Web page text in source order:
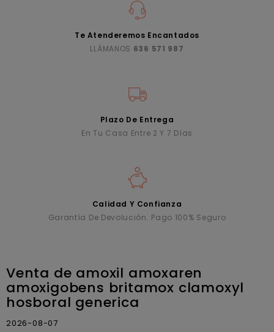
Te Atenderemos Encantados
LLÁMANOS 636 571 987
Plazo De Entrega
En Tu Casa Entre 2 Y 7 Días
Calidad Y Confianza
Garantía De Devolución. Pago 100% Seguro
Venta de amoxil amoxaren
amoxigobens britamox clamoxyl
hosboral generica
2026-08-07